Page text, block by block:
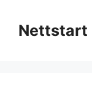
innholdNettstart